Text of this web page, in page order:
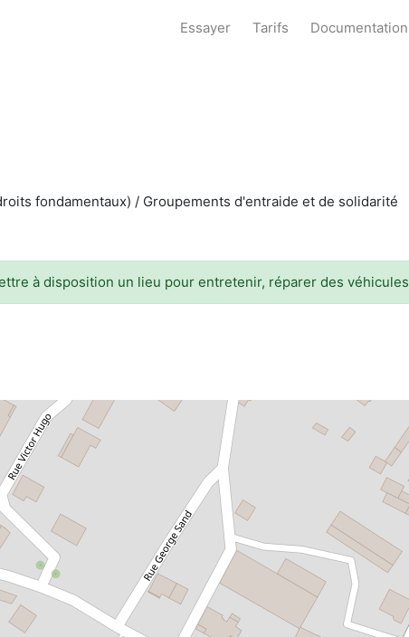
Essayer Tarifs Documentation
fondamentaux) / Groupements d'entraide et de solidarité
à disposition un lieu pour entretenir, réparer des véhicules